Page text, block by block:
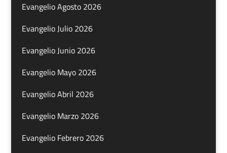
Evangelio Agosto 2026
Evangelio Julio 2026
Evangelio Junio 2026
Evangelio Mayo 2026
Evangelio Abril 2026
Evangelio Marzo 2026
Evangelio Febrero 2026